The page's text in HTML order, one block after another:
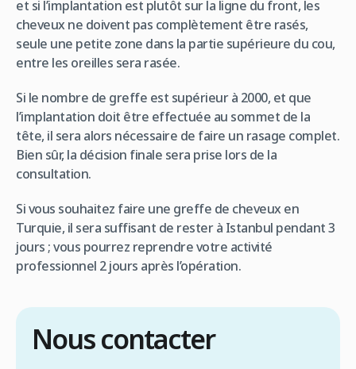
et si l’implantation est plutôt sur la ligne du front, les
cheveux ne doivent pas complètement être rasés,
seule une petite zone dans la partie supérieure du cou,
entre les oreilles sera rasée.
Si le nombre de greffe est supérieur à 2000, et que
l’implantation doit être effectuée au sommet de la
tête, il sera alors nécessaire de faire un rasage complet.
Bien sûr, la décision finale sera prise lors de la
consultation.
Si vous souhaitez faire une greffe de cheveux en
Turquie, il sera suffisant de rester à Istanbul pendant 3
jours ; vous pourrez reprendre votre activité
professionnel 2 jours après l’opération.
Nous contacter